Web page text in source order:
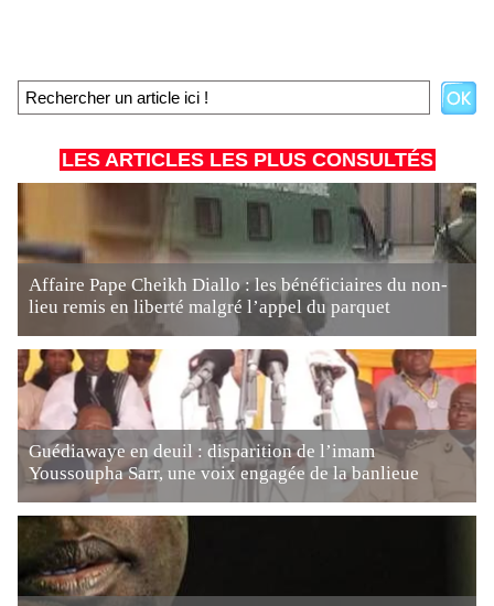
LES ARTICLES LES PLUS CONSULTÉS
Affaire Pape Cheikh Diallo : les bénéficiaires du non-
lieu remis en liberté malgré l’appel du parquet
Guédiawaye en deuil : disparition de l’imam
Youssoupha Sarr, une voix engagée de la banlieue